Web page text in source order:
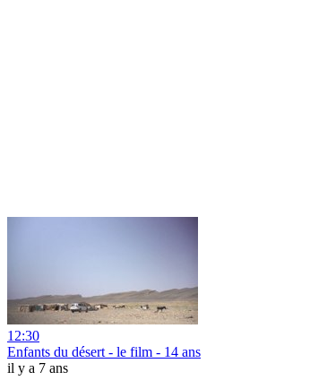
12:30
Enfants du désert - le film - 14 ans
il y a 7 ans